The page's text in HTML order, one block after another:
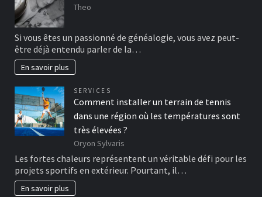
Theo
Si vous êtes un passionné de généalogie, vous avez peut-
être déjà entendu parler de la…
En savoir plus
SERVICES
Comment installer un terrain de tennis
dans une région où les températures sont
très élevées ?
Oryon Sylvaris
Les fortes chaleurs représentent un véritable défi pour les
projets sportifs en extérieur. Pourtant, il…
En savoir plus